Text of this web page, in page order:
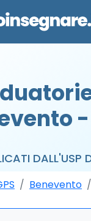
-
DALL'USP
Benevento